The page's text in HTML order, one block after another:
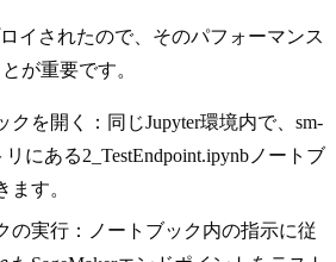
イされたので、そのパフォーマンス
が重要です。
クを開く：同じJupyter環境内で、sm-
にある2_TestEndpoint.ipynbノートブ
ます。
の実行：ノートブック内の指示に従